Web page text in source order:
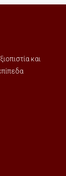
και